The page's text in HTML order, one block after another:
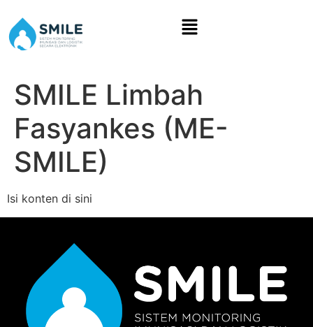
SMILE Limbah
Fasyankes (ME-
SMILE)
Isi konten di sini